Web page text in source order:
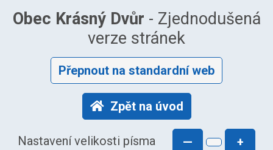
Obec Krásný Dvůr - Zjednodušená
verze stránek
Přepnout na standardní web
Zpět na úvod
Nastavení velikosti písma — +